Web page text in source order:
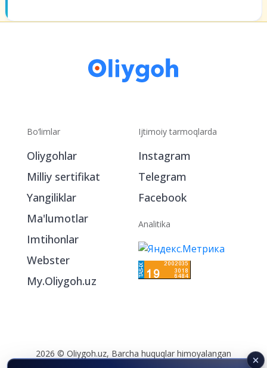
Bo‘limlar
Oliygohlar
Milliy sertifikat
Yangiliklar
Ma'lumotlar
Imtihonlar
Webster
My.Oliygoh.uz
Ijtimoiy tarmoqlarda
Instagram
Telegram
Facebook
Analitika
2026 © Oliygoh.uz, Barcha huquqlar himoyalangan